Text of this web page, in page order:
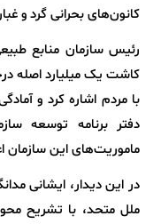
کانون‌های بحرانی گرد و
رئیس سازمان منابع
کاشت یک میلیارد اصله
با مردم اشاره کرد و
دفتر برنامه توسعه
ماموریت‌های این سازمان
در این دیدار، ایشانی
ملل متحد، با تشریح